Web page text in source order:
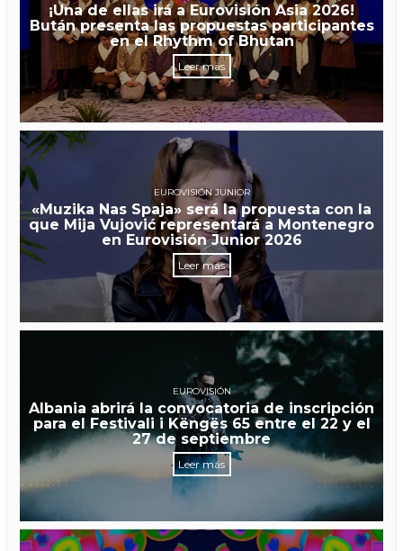
¡Una de ellas irá a Eurovisión Asia 2026!
Bután presenta las propuestas participantes
en el Rhythm of Bhutan
Leer más
EUROVISIÓN JUNIOR
«Muzika Nas Spaja» será la propuesta con la
que Mija Vujović representará a Montenegro
en Eurovisión Junior 2026
Leer más
EUROVISIÓN
Albania abrirá la convocatoria de inscripción
para el Festivali i Këngës 65 entre el 22 y el
27 de septiembre
Leer más